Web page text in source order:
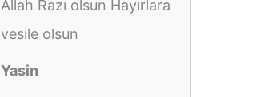
Allah Razı olsun Hayırlara
vesile olsun
Yasin